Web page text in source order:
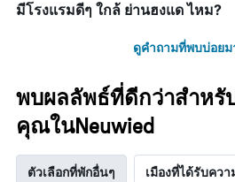
มีโรงแรมดีๆ ใกล้ ย่านฮงแด ไหม?
ดูคำถามที่พบบ่อย
พบผลลัพธ์ที่ดีกว่าสำหรั
คุณในNeuwied
ตัวเลือกที่พักอื่นๆ เมืองที่ได้รับคว